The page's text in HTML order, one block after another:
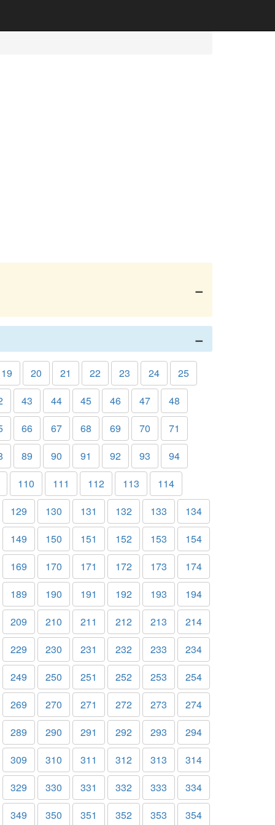
19 20 21 22 23 24
25
43 44 45 46 47
48
66 67 68 69 70
71
89 90 91 92 93
94
110
111 112 113
114
129
130 131 132 133
134
149
150 151 152 153
154
169
170 171 172 173
174
189
190 191 192 193
194
209
210 211 212 213
214
229
230 231 232 233
234
249
250 251 252 253
254
269
270 271 272 273
274
289
290 291 292 293
294
309
310 311 312 313
314
329
330 331 332 333
334
349
350 351 352 353 354